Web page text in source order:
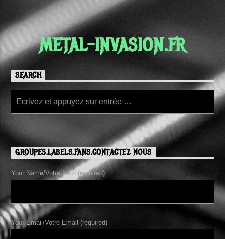
METAL-INVASION.FR
SEARCH
GROUPES,LABELS,FANS,CONTACTEZ NOUS
Your Name/Votre Nom (required)
Your Email/Votre Email (required)